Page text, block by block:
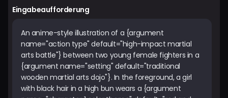
Eingabeaufforderung